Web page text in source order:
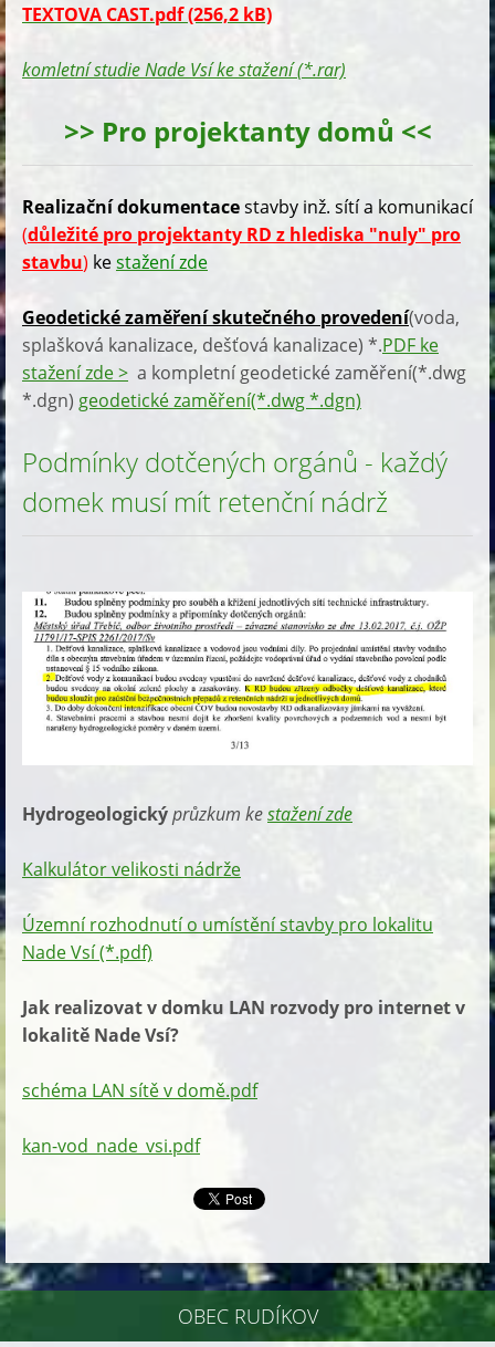
TEXTOVA CAST.pdf (256,2 kB)
komletní studie Nade Vsí ke stažení (*.rar)
>> Pro projektanty domů <<
Realizační dokumentacestavby inž. sítí a komunikací
(důležité pro projektanty RD z hlediska "nuly" pro
stavbu) kestažení zde
Geodetické zaměření skutečného provedení(voda,
splašková kanalizace, dešťová kanalizace) *.PDF ke
stažení zde > a kompletní geodetické zaměření(*.dwg
*.dgn) geodetické zaměření(*.dwg *.dgn)
Podmínky dotčených orgánů - každý
domek musí mít retenční nádrž
Hydrogeologickýprůzkum kestažení zde
Kalkulátor velikosti nádrže
Územní rozhodnutí o umístění stavby pro lokalitu
Nade Vsí (*.pdf)
Jak realizovat v domku LAN rozvody pro internet v
lokalitě Nade Vsí?
schéma LAN sítě v domě.pdf
kan-vod_nade_vsi.pdf
OBEC RUDÍKOV